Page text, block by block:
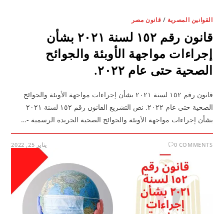
القوانين المصرية / قانون مصر
قانون رقم ١٥٢ لسنة ٢٠٢١ بشأن
إجراءات مواجهة الأوبئة والجوائح
الصحية حتى عام ٢٠٢٢.
قانون رقم ١٥٢ لسنة ٢٠٢١ بشأن إجراءات مواجهة الأوبئة والجوائح
الصحية حتى عام ٢٠٢٢. نص التشريع القانون رقم ١٥٢ لسنة ٢٠٢١
بشأن إجراءات مواجهة الأوبئة والجوائح الصحية الجريدة الرسمية -…
0 COMMENTS يناير 25, 2022